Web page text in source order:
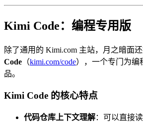
Kimi Code：编程专用版
除了通用的 Kimi.com 主站，月之暗面
Code （kimi.com/code），一个专门为编
品。
Kimi Code 的核心特点
代码仓库上下文理解：可以直接